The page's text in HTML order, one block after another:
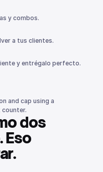
y combos.
a tus clientes.
y entrégalo perfecto.
dos
Eso